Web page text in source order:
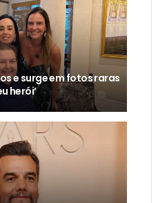
e surge em fotos raras
herói’